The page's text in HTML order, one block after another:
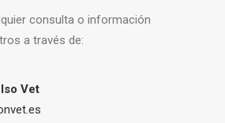
consulta o información
a través de:
Vet